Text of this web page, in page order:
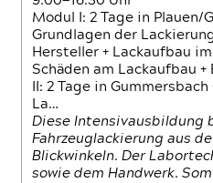
Modul I: 2 Tage in Plauen/
Grundlagen der
Hersteller + Lackaufbau
Schäden am Lackaufbau
II: 2 Tage in
La…
Diese Intensivausbildung
Fahrzeuglackierung aus
Blickwinkeln. Der
sowie dem Handwerk.